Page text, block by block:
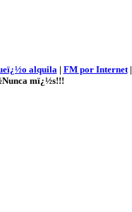
alquila| FM por Internet|
mï¿½s!!!